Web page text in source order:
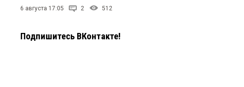
6 августа 17:05 2 512
Подпишитесь ВКонтакте!